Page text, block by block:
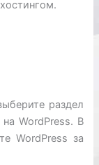
раздел
WordPress. В
WordPress за